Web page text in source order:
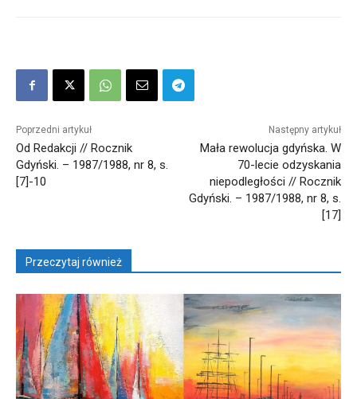
Poprzedni artykuł
Od Redakcji // Rocznik
Gdyński. – 1987/1988, nr 8, s.
[7]-10
Następny artykuł
Mała rewolucja gdyńska. W
70-lecie odzyskania
niepodległości // Rocznik
Gdyński. – 1987/1988, nr 8, s.
[17]
Przeczytaj również